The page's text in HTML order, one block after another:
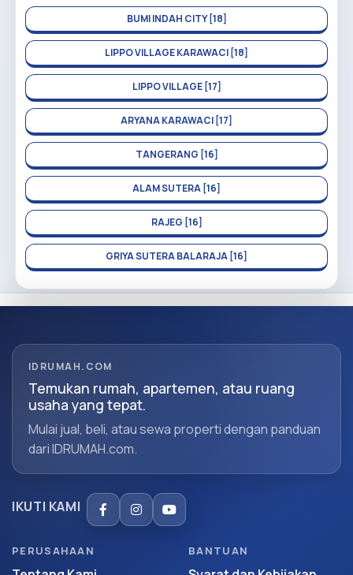
BUMI INDAH CITY [18]
LIPPO VILLAGE KARAWACI [18]
LIPPO VILLAGE [17]
ARYANA KARAWACI [17]
TANGERANG [16]
ALAM SUTERA [16]
RAJEG [16]
GRIYA SUTERA BALARAJA [16]
IDRUMAH.COM
Temukan rumah, apartemen, atau ruang
usaha yang tepat.
Mulai jual, beli, atau sewa properti dengan panduan
dari IDRUMAH.com.
IKUTI KAMI
PERUSAHAAN BANTUAN